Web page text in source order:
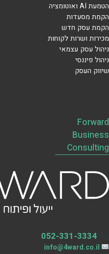
הטמעת AI ואוטומציה
הקמת מסעדות
הקמת עסק חדש
מכירות ושרות לקוחות
ניהול עסק עצמאי
ניהול פיננסי
שיווק העסק
Forward
Business
Consulting
052-331-3334
info@4ward.co.il